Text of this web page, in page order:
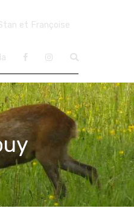
et Françoise